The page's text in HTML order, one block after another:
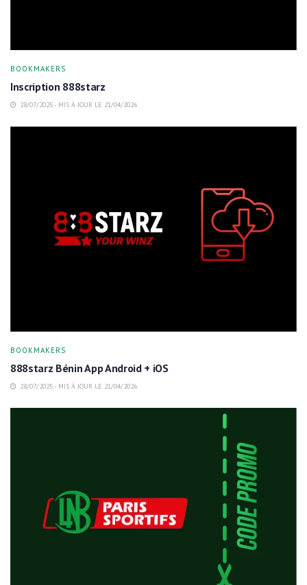
BOOKMAKERS
Inscription 888starz
28/07/2025 - MIS À JOUR LE 21/04/2026
BOOKMAKERS
888starz Bénin App Android + iOS
28/07/2025 - MIS À JOUR LE 21/04/2026